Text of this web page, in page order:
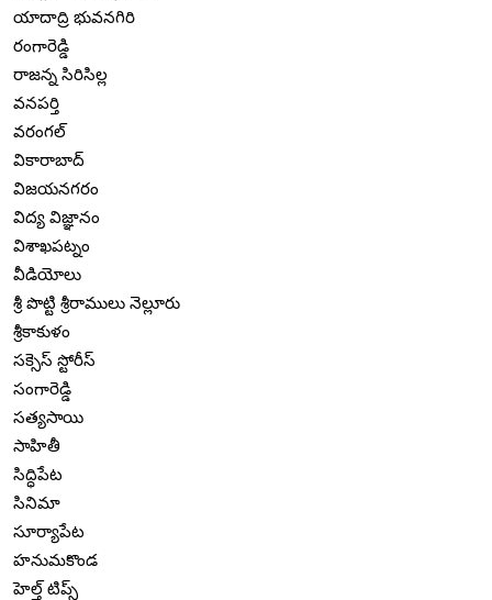
యాదాద్రి భువనగిరి
రంగారెడ్డి
రాజన్న సిరిసిల్ల
వనపర్తి
వరంగల్
వికారాబాద్
విజయనగరం
విద్య విజ్ఞానం
విశాఖపట్నం
వీడియోలు
శ్రీ పొట్టి శ్రీరాములు నెల్లూరు
శ్రీకాకుళం
సక్సెస్ స్టోరీస్
సంగారెడ్డి
సత్యసాయి
సాహితీ
సిద్ధిపేట
సినిమా
సూర్యాపేట
హనుమకొండ
హెల్త్ టిప్స్